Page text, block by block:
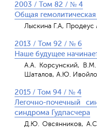
2003 / Том 82 / № 4
Общая
Лыскина Г.А, Продеус
2013 / Том 92 / № 6
Наше будущее
А.А. Корсунский,
Шаталов, А.Ю.
2015 / Том 94 / № 4
Легочно-почечный
синдрома Гудпасчера
Д.Ю. Овсянников,